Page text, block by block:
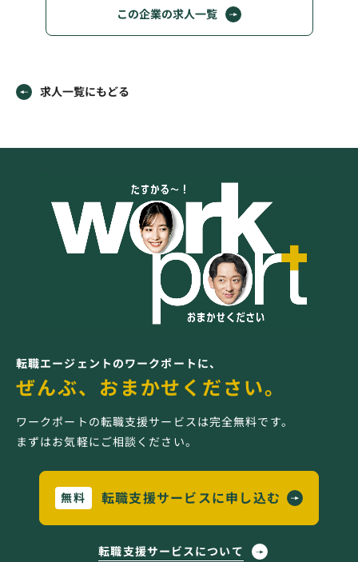
この企業の求人一覧
求人一覧にもどる
転職エージェントのワークポートに、
ぜんぶ、おまかせください。
ワークポートの転職支援サービスは完全無料です。
まずはお気軽にご相談ください。
無料 転職支援サービスに申し込む
転職支援サービスについて